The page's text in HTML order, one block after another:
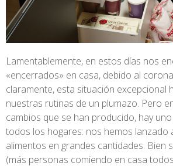
Lamentablemente, en estos días nos
«encerrados» en casa, debido al
claramente, esta situación excepcional
nuestras rutinas de un plumazo. Pero
cambios que se han producido, hay
todos los hogares: nos hemos lanzado
alimentos en grandes cantidades. Bien
(más personas comiendo en casa